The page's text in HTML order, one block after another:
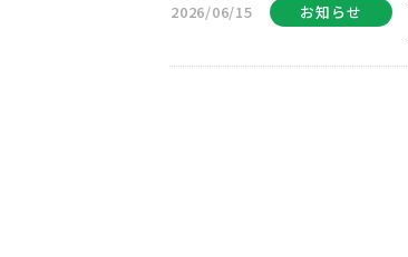
2026/06/15 お知らせ